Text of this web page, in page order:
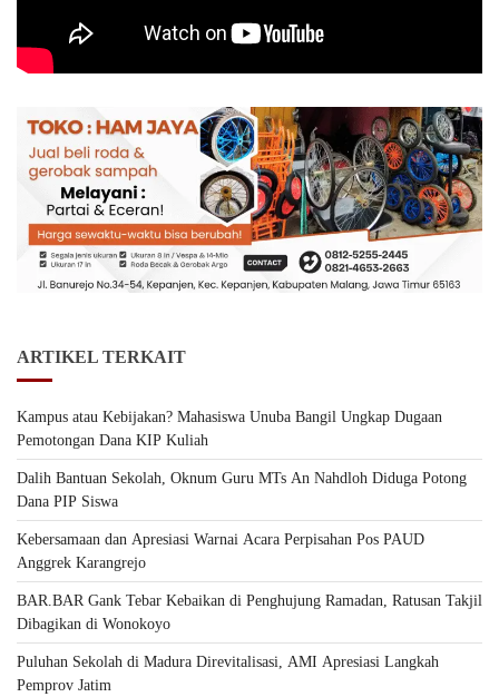
ARTIKEL TERKAIT
Kampus atau Kebijakan? Mahasiswa Unuba Bangil Ungkap Dugaan
Pemotongan Dana KIP Kuliah
Dalih Bantuan Sekolah, Oknum Guru MTs An Nahdloh Diduga Potong
Dana PIP Siswa
Kebersamaan dan Apresiasi Warnai Acara Perpisahan Pos PAUD
Anggrek Karangrejo
BAR.BAR Gank Tebar Kebaikan di Penghujung Ramadan, Ratusan Takjil
Dibagikan di Wonokoyo
Puluhan Sekolah di Madura Direvitalisasi, AMI Apresiasi Langkah
Pemprov Jatim